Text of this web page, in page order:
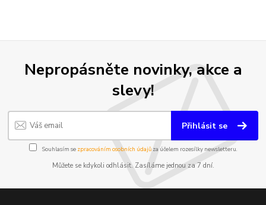
Nepropásněte novinky, akce a
slevy!
Přihlásit se
Souhlasím se zpracováním osobních údajůza účelem rozesílky newsletteru.
Můžete se kdykoli odhlásit. Zasíláme jednou za 7 dní.